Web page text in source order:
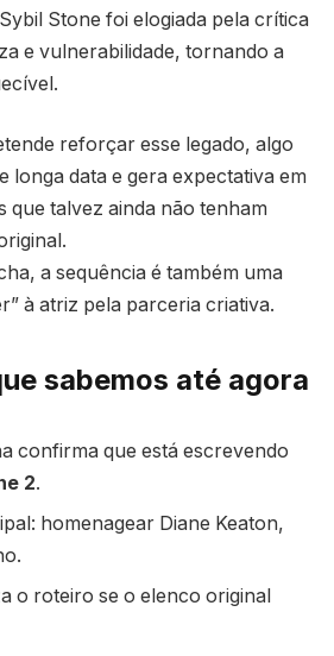
Stone foi elogiada pela crítica
e vulnerabilidade, tornando a
reforçar esse legado, algo
longa data e gera expectativa em
que talvez ainda não tenham
a sequência é também uma
à atriz pela parceria criativa.
sabemos até agora
confirma que está escrevendo
2.
homenagear Diane Keaton,
o roteiro se o elenco original